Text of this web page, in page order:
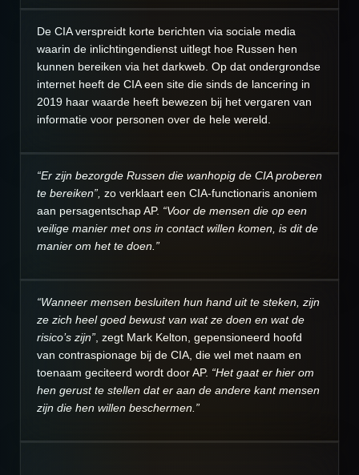
De CIA verspreidt korte berichten via sociale media
waarin de inlichtingendienst uitlegt hoe Russen hen
kunnen bereiken via het darkweb. Op dat ondergrondse
internet heeft de CIA een site die sinds de lancering in
2019 haar waarde heeft bewezen bij het vergaren van
informatie voor personen over de hele wereld.
“Er zijn bezorgde Russen die wanhopig de CIA proberen
te bereiken”, zo verklaart een CIA-functionaris anoniem
aan persagentschap AP. “Voor de mensen die op een
veilige manier met ons in contact willen komen, is dit de
manier om het te doen.”
“Wanneer mensen besluiten hun hand uit te steken, zijn
ze zich heel goed bewust van wat ze doen en wat de
risico’s zijn”, zegt Mark Kelton, gepensioneerd hoofd
van contraspionage bij de CIA, die wel met naam en
toenaam geciteerd wordt door AP. “Het gaat er hier om
hen gerust te stellen dat er aan de andere kant mensen
zijn die hen willen beschermen.”